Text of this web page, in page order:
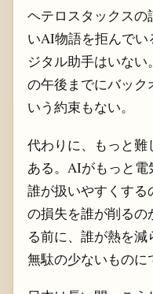
ヘテロスタックス
いAI物語を拒んで
ジタル助手はいな
の午後までにバック
いう約束もない。
代わりに、もっと
ある。AIがもっと
誰が扱いやすくす
の損失を誰が削る
る前に、誰が熱を
無駄の少ないものに